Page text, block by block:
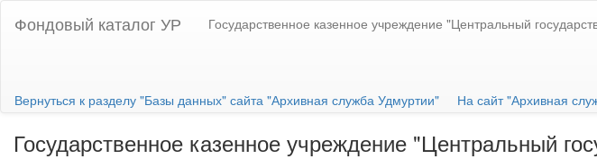
Фондовый каталог УР Государственное казенное учреждение "Центральный
Вернуться к разделу "Базы данных" сайта "Архивная служба Удмуртии" На сайт "Архивная
Государственное казенное учреждение "Центральный